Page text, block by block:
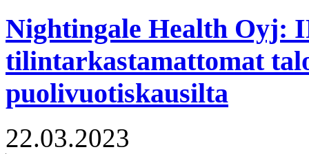
Nightingale Health Oyj:
tilintarkastamattomat
puolivuotiskausilta
22.03.2023